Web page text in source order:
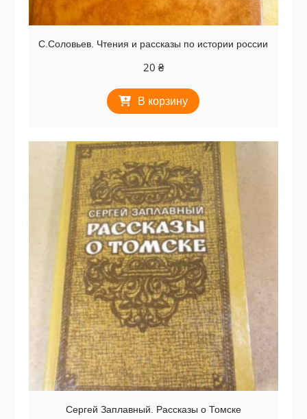
С.Соловьев. Чтения и рассказы по истории россии
20 ₴
В корзину
Сергей Заплавный. Рассказы о Томске